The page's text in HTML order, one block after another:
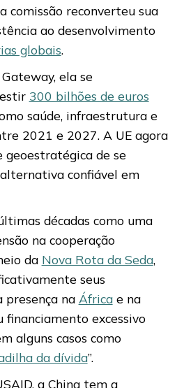
comissão reconverteu sua
ao desenvolvimento
globais.
ela se
300 bilhões de euros
saúde, infraestrutura e
2021 e 2027. A UE agora
de se
confiável em
décadas como uma
na cooperação
da Nova Rota da Seda,
seus
presença na Áfricae na
financiamento excessivo
alguns casos como
da dívida”.
a China tem a